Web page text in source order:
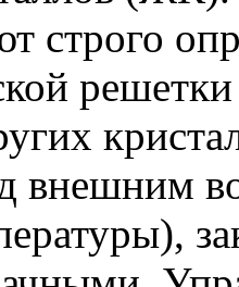
строго
внешним